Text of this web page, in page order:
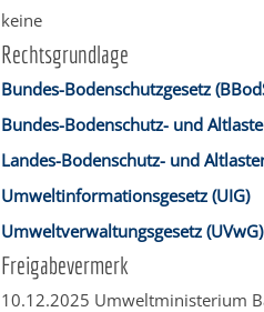
keine
Rechtsgrundlage
Bundes-Bodenschutzgesetz
Bundes-Bodenschutz- und
Landes-Bodenschutz- und
Umweltinformationsgesetz (UIG)
Umweltverwaltungsgesetz (UVwG)
Freigabevermerk
10.12.2025 Umweltministerium